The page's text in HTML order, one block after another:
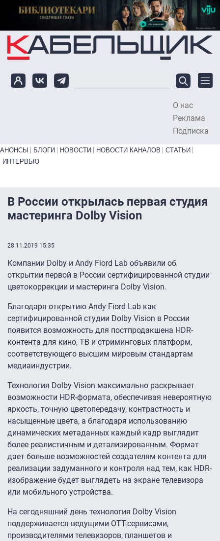
Перейти к основному содержанию
О нас
Реклама
Подписка
Primary links bottom
АНОНСЫ БЛОГИ НОВОСТИ НОВОСТИ КАНАЛОВ
СТАТЬИ
ИНТЕРВЬЮ
В России открылась первая студия
мастеринга Dolby Vision
28.11.2019 15:35
Компании Dolby и Andy Fiord Lab объявили об
открытии первой в России сертифицированной студии
цветокоррекции и мастеринга Dolby Vision.
Благодаря открытию Andy Fiord Lab как
сертифицированной студии Dolby Vision в России
появится возможность для постпродакшена HDR-
контента для кино, ТВ и стриминговых платформ,
соответствующего высшим мировым стандартам
медиаиндустрии.
Технология Dolby Vision максимально раскрывает
возможности HDR-формата, обеспечивая невероятную
яркость, точную цветопередачу, контрастность и
насыщенные цвета, а благодаря использованию
динамических метаданных каждый кадр выглядит
более реалистичным и детализированным. Формат
дает больше возможностей создателям контента для
реализации задуманного и контроля над тем, как HDR-
изображение будет выглядеть на экране телевизора
или мобильного устройства.
На сегодняшний день технология Dolby Vision
поддерживается ведущими OTT-сервисами,
производителями телевизоров, планшетов и